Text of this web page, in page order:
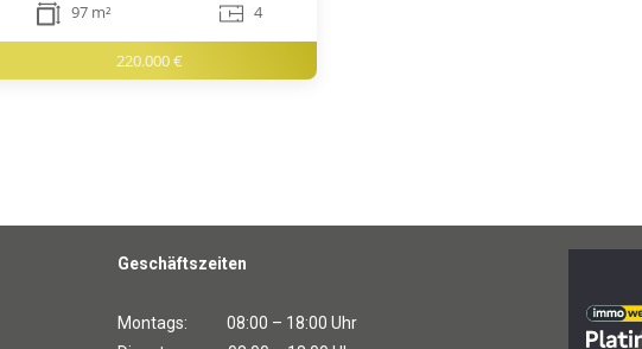
97 m² 4
220.000 €
Geschäftszeiten
Montags: 08:00 – 18:00 Uhr